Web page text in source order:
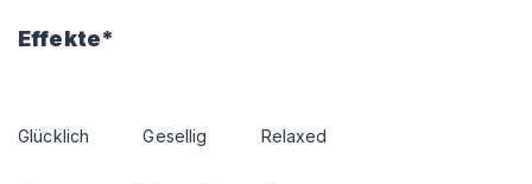
Effekte*
Glücklich Gesellig Relaxed